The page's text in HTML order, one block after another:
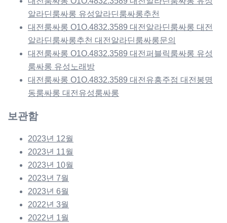
알라딘룸싸롱 유성알라딘룸싸롱추천
대전룸싸롱 O1O.4832.3589 대전알라딘룸싸롱 대전
알라딘룸싸롱추천 대전알라딘룸싸롱문의
대전룸싸롱 O1O.4832.3589 대전퍼블릭룸싸롱 유성
룸싸롱 유성노래방
대전룸싸롱 O1O.4832.3589 대전유흥주점 대전봉명
동룸싸롱 대전유성룸싸롱
보관함
2023년 12월
2023년 11월
2023년 10월
2023년 7월
2023년 6월
2022년 3월
2022년 1월